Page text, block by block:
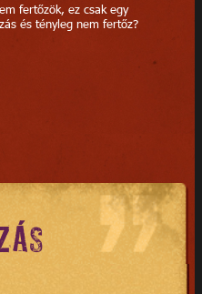
fertőzök, ez csak egy
és tényleg nem fertőz?